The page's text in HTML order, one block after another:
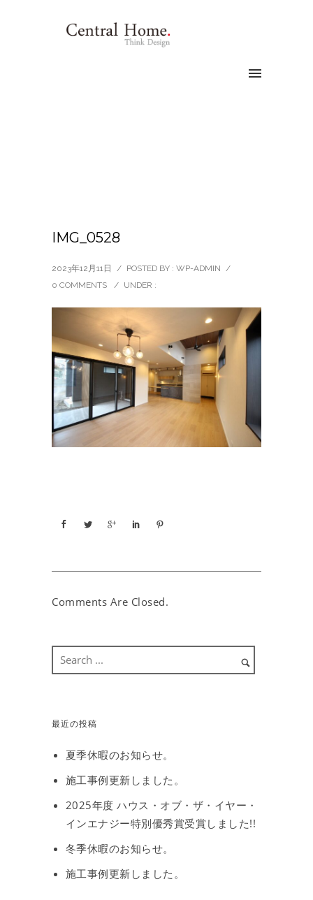
IMG_0528
2023年12月11日 / POSTED BY : WP-ADMIN /
0 COMMENTS
/ UNDER :
Comments Are Closed.
最近の投稿
夏季休暇のお知らせ。
施工事例更新しました。
2025年度 ハウス・オブ・ザ・イヤー・
インエナジー特別優秀賞受賞しました!!
冬季休暇のお知らせ。
施工事例更新しました。